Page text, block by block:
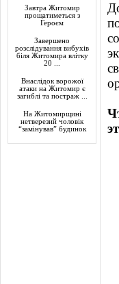
Завтра Житомир
прощатиметься з
Героєм
Завершено
розслідування вибухів
біля Житомира влітку
20 ...
Внаслідок ворожої
атаки на Житомир є
загиблі та постраж ...
На Житомирщині
нетверезий чоловік
“замінував” будинок